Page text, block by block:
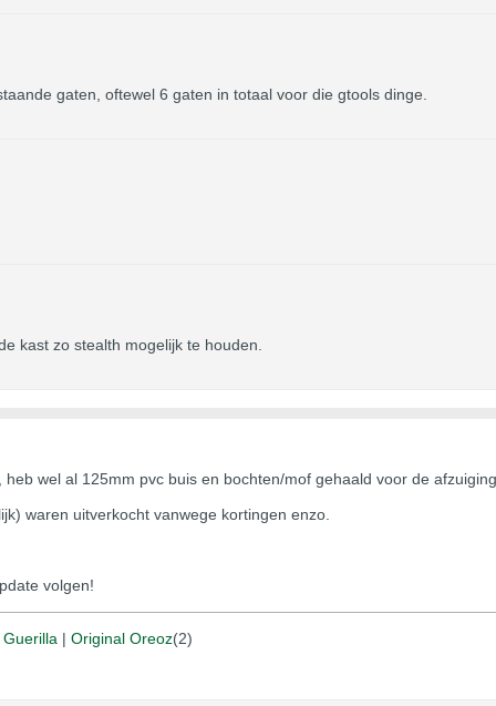
gaten, oftewel 6 gaten in totaal voor die gtools dinge.
kast zo stealth mogelijk te houden.
wel al 125mm pvc buis en bochten/mof gehaald voor de
waren uitverkocht vanwege kortingen enzo.
volgen!
Guerilla | Original Oreoz(2)